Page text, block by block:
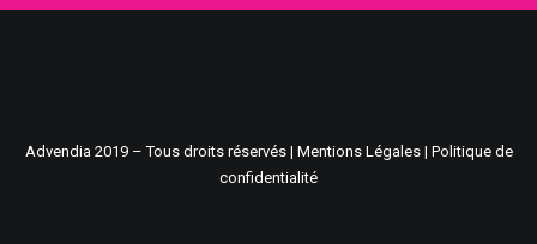
Advendia 2019 – Tous droits réservés | Mentions Légales| Politique de
confidentialité